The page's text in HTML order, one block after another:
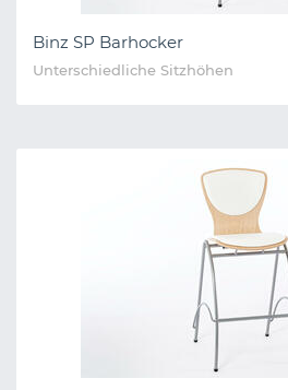
Binz SP Barhocker
Unterschiedliche Sitzhöhen